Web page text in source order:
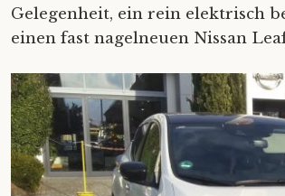
Gelegenheit, ein rein elektrisch
einen fast nagelneuen Nissan